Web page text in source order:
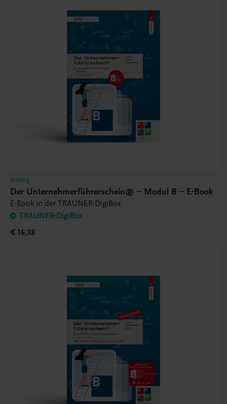
Bildung
Der Unternehmerführerschein® – Modul B – E-Book
E-Book in der TRAUNER-DigiBox
TRAUNER-DigiBox
€ 16,38